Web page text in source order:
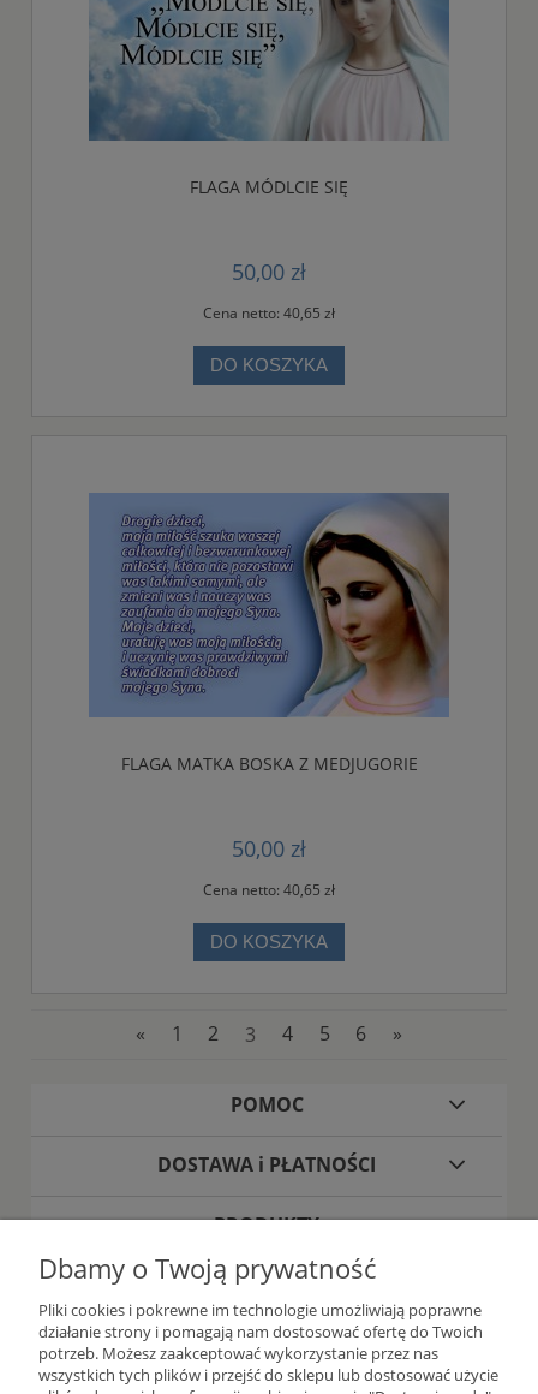
FLAGA MÓDLCIE SIĘ
50,00 zł
Cena netto: 40,65 zł
DO KOSZYKA
FLAGA MATKA BOSKA Z MEDJUGORIE
50,00 zł
Cena netto: 40,65 zł
DO KOSZYKA
« 1 2 3 4 5 6 »
POMOC
DOSTAWA i PŁATNOŚCI
PRODUKTY
O FIRMIE
Dbamy o Twoją prywatność
Pliki cookies i pokrewne im technologie umożliwiają poprawne
działanie strony i pomagają nam dostosować ofertę do Twoich
potrzeb. Możesz zaakceptować wykorzystanie przez nas
wszystkich tych plików i przejść do sklepu lub dostosować użycie